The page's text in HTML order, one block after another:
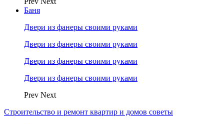
Баня
Двери из фанеры своими руками
Двери из фанеры своими руками
Двери из фанеры своими руками
Двери из фанеры своими руками
Prev Next
Строительство и ремонт квартир и домов советы